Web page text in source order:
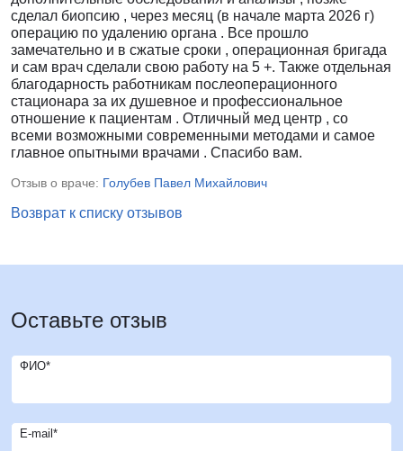
сделал биопсию , через месяц (в начале марта 2026 г)
операцию по удалению органа . Все прошло
замечательно и в сжатые сроки , операционная бригада
и сам врач сделали свою работу на 5 +. Также отдельная
благодарность работникам послеоперационного
стационара за их душевное и профессиональное
отношение к пациентам . Отличный мед центр , со
всеми возможными современными методами и самое
главное опытными врачами . Спасибо вам.
Отзыв о враче: Голубев Павел Михайлович
Возврат к списку отзывов
Оставьте отзыв
ФИО*
E-mail*